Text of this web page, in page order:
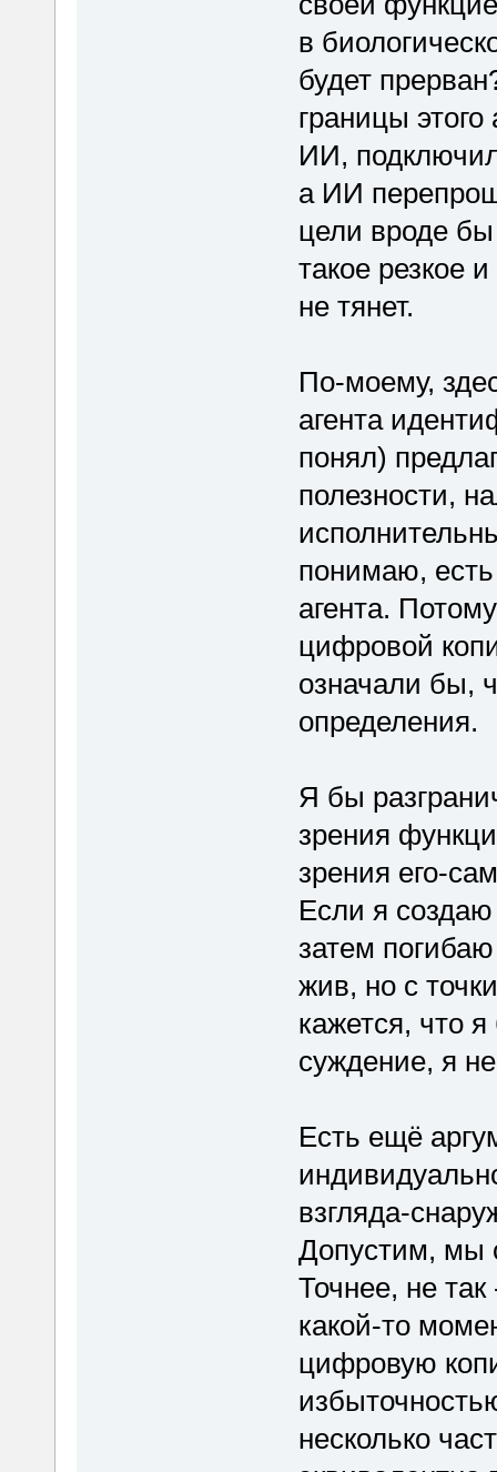
в
будет
границы этого
ИИ,
а ИИ
цели вроде
такое резкое
не тянет.
По-моему,
агента
понял)
полезности,
понимаю, есть
агента.
цифровой
означали бы,
определения.
Я бы
зрения
зрения его-
Если я
затем
жив, но с
кажется, что
суждение, я
Есть ещё
взгляда-
Допустим, мы
Точнее, не
какой-то
цифровую
несколько